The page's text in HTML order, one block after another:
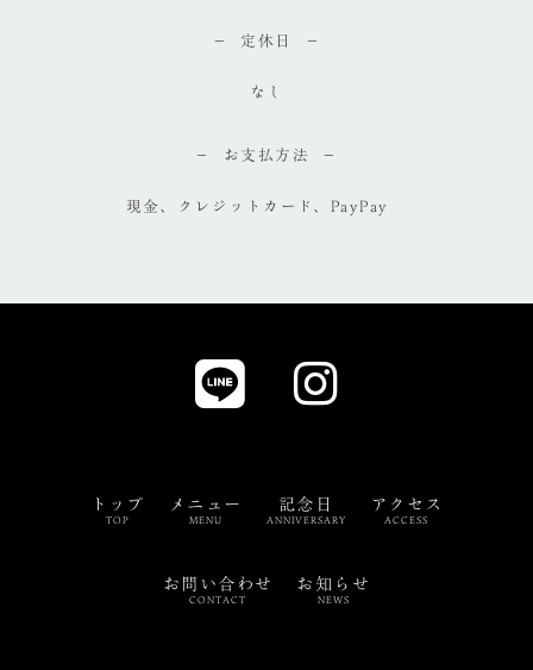
定休日
なし
お支払方法
現金、クレジットカード、PayPay
トップ
TOP
メニュー
MENU
記念日
ANNIVERSARY
アクセス
ACCESS
お問い合わせ
CONTACT
お知らせ
NEWS